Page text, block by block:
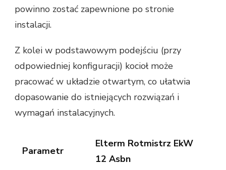
powinno zostać zapewnione po stronie
instalacji.
Z kolei w podstawowym podejściu (przy
odpowiedniej konfiguracji) kocioł może
pracować w układzie otwartym, co ułatwia
dopasowanie do istniejących rozwiązań i
wymagań instalacyjnych.
Parametr
Elterm Rotmistrz EkW
12 Asbn